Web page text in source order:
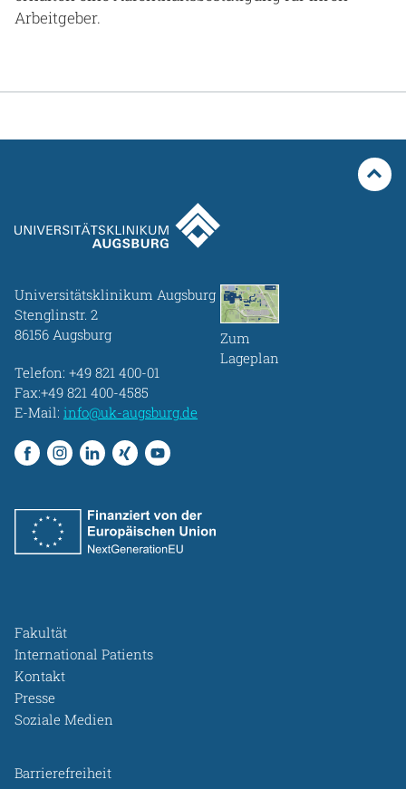
Arbeitgeber.
Universitätsklinikum Augsburg
Stenglinstr. 2
86156 Augsburg
Telefon: +49 821 400-01
Fax:+49 821 400-4585
E-Mail: info@uk-augsburg.de
Zum
Lageplan
Fakultät
International Patients
Kontakt
Presse
Soziale Medien
Barrierefreiheit